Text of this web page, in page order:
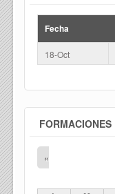
Fecha
18-Oct
FORMACIONES
«